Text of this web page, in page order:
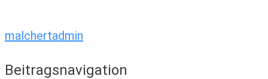
malchertadmin
Beitragsnavigation